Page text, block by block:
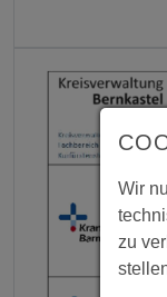
Wir
zu